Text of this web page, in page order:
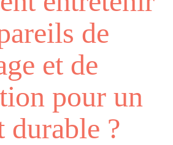
de
et de
pour un
durable ?